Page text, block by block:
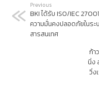
Previous
BKI ได้รับ ISO/IEC
ความมั่นคงปลอดภัยในระ
สารสนเทศ
ก้า
นิ่ง
วิ่ง